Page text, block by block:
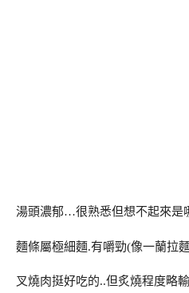
湯頭濃郁…很熟悉但想不起來是
麵條屬極細麵.有嚼勁(像一蘭拉
叉燒肉挺好吃的..但炙燒程度略